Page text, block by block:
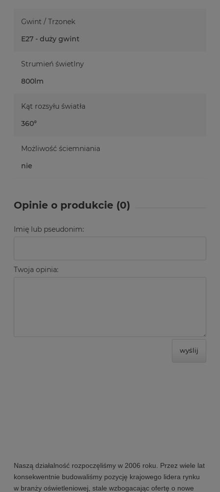
Gwint / Trzonek
E27 - duży gwint
Strumień świetlny
800lm
Kąt rozsyłu światła
360°
Możliwość ściemniania
nie
Opinie o produkcie (0)
Imię lub pseudonim:
Twoja opinia:
wyślij
Naszą działalność rozpoczęliśmy w 2006 roku. Przez wiele lat
konsekwentnie budowaliśmy pozycję krajowego lidera rynku
w branży oświetleniowej, stale wzbogacając ofertę o nowe